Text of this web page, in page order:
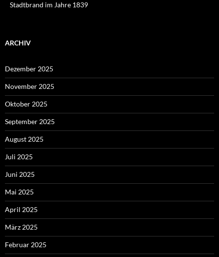
Stadtbrand im Jahre 1839
ARCHIV
Dezember 2025
November 2025
Oktober 2025
September 2025
August 2025
Juli 2025
Juni 2025
Mai 2025
April 2025
März 2025
Februar 2025